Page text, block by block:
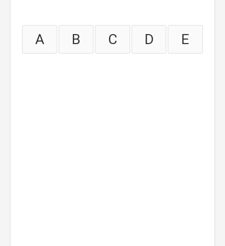
A B C D E